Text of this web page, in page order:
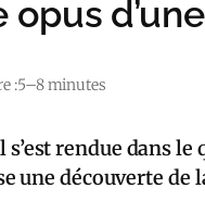
:5–8 minutes
rendue dans
une découverte